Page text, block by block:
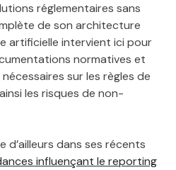
réglementaires sans
de son architecture
artificielle intervient ici pour
normatives et
sur les règles de
les risques de non-
d’ailleurs dans ses récents
influençant le reporting